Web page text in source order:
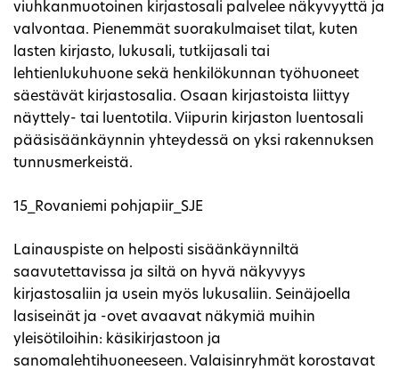
viuhkanmuotoinen kirjastosali palvelee näkyvyyttä ja
valvontaa. Pienemmät suorakulmaiset tilat, kuten
lasten kirjasto, lukusali, tutkijasali tai
lehtienlukuhuone sekä henkilökunnan työhuoneet
säestävät kirjastosalia. Osaan kirjastoista liittyy
näyttely- tai luentotila. Viipurin kirjaston luentosali
pääsisäänkäynnin yhteydessä on yksi rakennuksen
tunnusmerkeistä.
15_Rovaniemi pohjapiir_SJE
Lainauspiste on helposti sisäänkäynniltä
saavutettavissa ja siltä on hyvä näkyvyys
kirjastosaliin ja usein myös lukusaliin. Seinäjoella
lasiseinät ja -ovet avaavat näkymiä muihin
yleisötiloihin: käsikirjastoon ja
sanomalehtihuoneeseen. Valaisinryhmät korostavat